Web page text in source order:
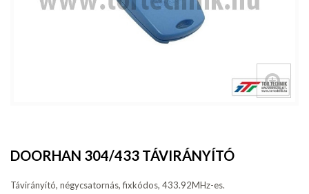
DOORHAN 304/433 TÁVIRÁNYÍTÓ
Távirányító, négycsatornás, fixkódos, 433.92MHz-es.